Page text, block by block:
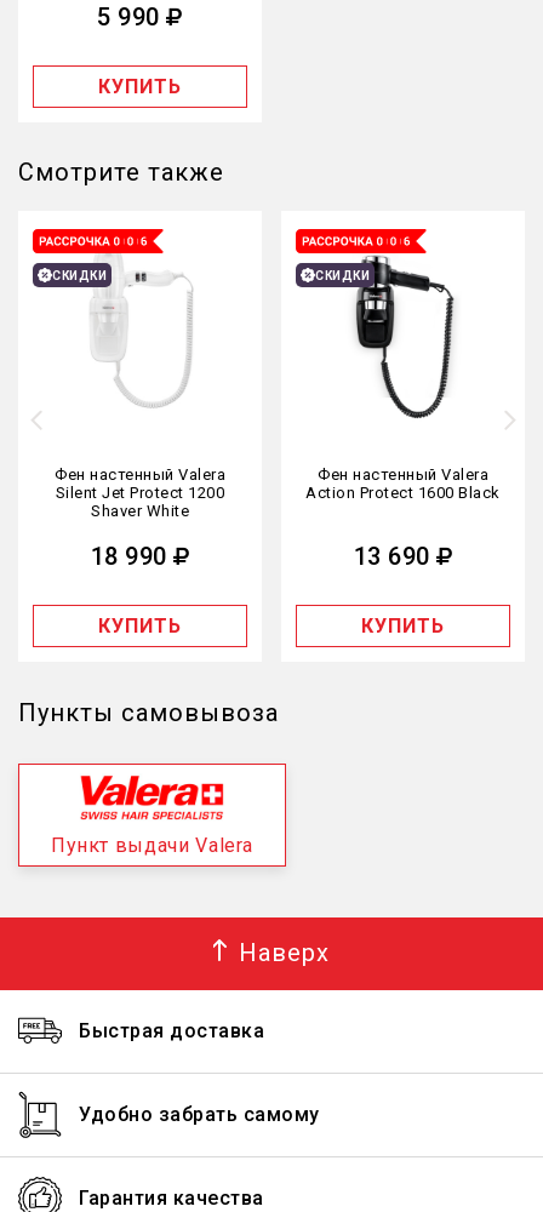
5 990
КУПИТЬ
Смотрите также
СКИДКИ
Фен настенный Valera
Silent Jet Protect 1200
Shaver White
18 990
КУПИТЬ
СКИДКИ
Фен настенный Valera
Action Protect 1600 Black
13 690
КУПИТЬ
Пункты самовывоза
Пункт выдачи Valera
Наверх
Быстрая доставка
Удобно забрать самому
Гарантия качества